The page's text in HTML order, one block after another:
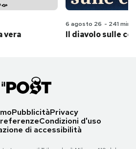
vera
6 agosto 26 - 241 min
Il diavolo sulle
PubblicitàPrivacy
Condizioni d'uso
di accessibilità